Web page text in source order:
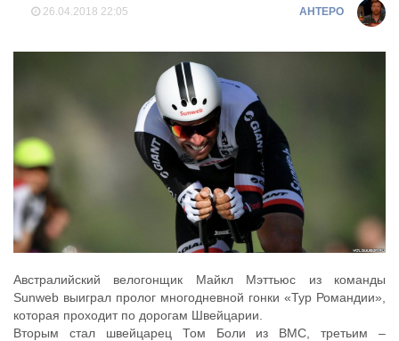
26.04.2018 22:05 AHTEPO
Австралийский велогонщик Майкл Мэттьюс из команды
Sunweb выиграл пролог многодневной гонки «Тур Романдии»,
которая проходит по дорогам Швейцарии.
Вторым стал швейцарец Том Боли из BMC, третьим –